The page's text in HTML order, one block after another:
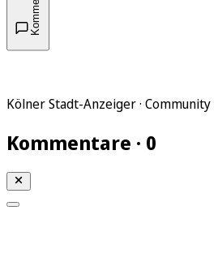
Kölner Stadt-Anzeiger · Community
Kommentare · 0